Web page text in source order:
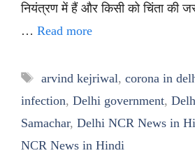
नियंत्रण में हैं और किसी को चिंता की
… Read more
Tags
arvind kejriwal, corona in
infection, Delhi government,
Samachar, Delhi NCR News in
NCR News in Hindi